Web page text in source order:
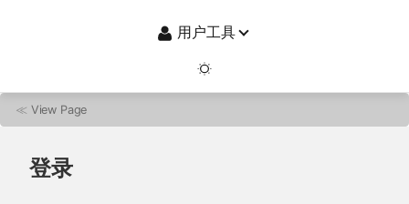
用户工具
≪ View Page
登录